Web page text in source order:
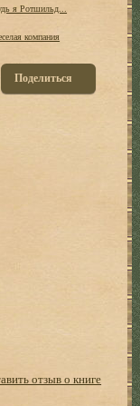
я Ротшильд...
компания
Поделиться
отзыв о книге